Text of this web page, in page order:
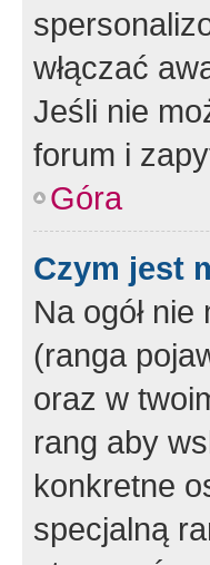
włączać
Jeśli nie
forum i
Góra
Czym jest
Na ogół
(ranga
oraz w
rang aby
konkretne
specjalną